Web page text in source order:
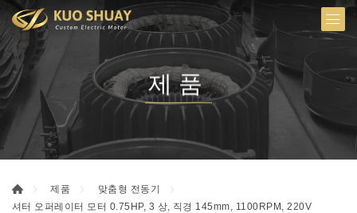
제품
제품
맞춤형 전동기
셔터 오퍼레이터 모터 0.75HP, 3 상, 직경 145mm, 1100RPM, 220V